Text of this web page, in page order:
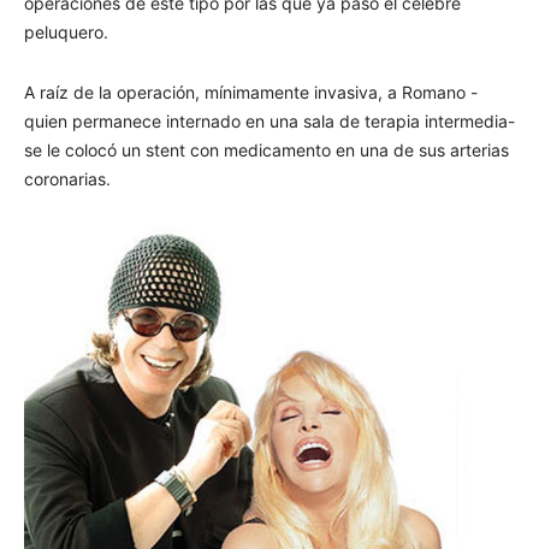
peluquero.
A raíz de la operación, mínimamente invasiva, a Romano -
quien permanece internado en una sala de terapia intermedia-
se le colocó un stent con medicamento en una de sus arterias
coronarias.